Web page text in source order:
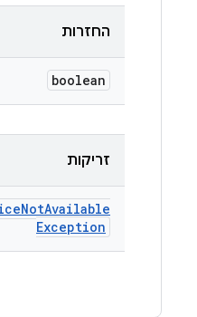
החזרות
boolean
זריקות
NotAvailable
Exception